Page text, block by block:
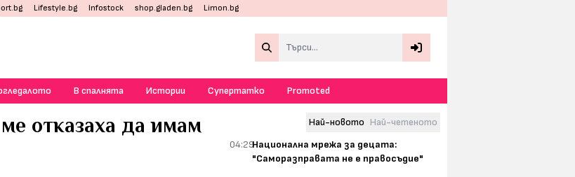
Lifestyle.bg Infostock shop.gladen.bg Limon.bg
В спалнята Истории Супертатко Promoted
отказаха да имам
Най-новото Най-четеното
04:29Национална мрежа за децата:
"Саморазправата не е правосъдие"